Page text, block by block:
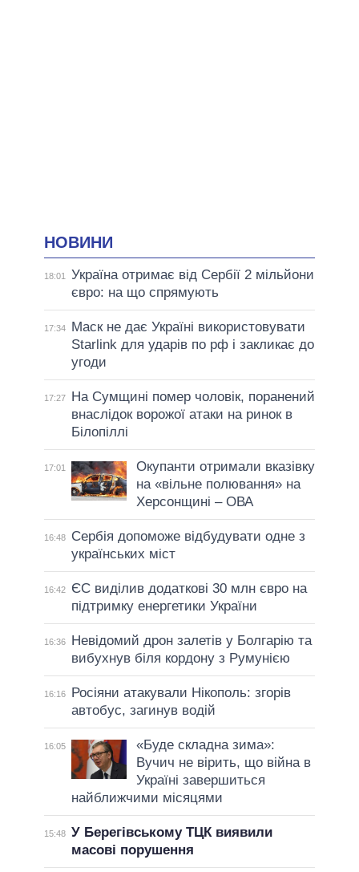
НОВИНИ
18:01
Україна отримає від Сербії 2 мільйони
євро: на що спрямують
17:34
Маск не дає Україні використовувати
Starlink для ударів по рф і закликає до
угоди
17:27
На Сумщині помер чоловік, поранений
внаслідок ворожої атаки на ринок в
Білопіллі
17:01
Окупанти отримали вказівку
на «вільне полювання» на
Херсонщині – ОВА
16:48
Сербія допоможе відбудувати одне з
українських міст
16:42
ЄС виділив додаткові 30 млн євро на
підтримку енергетики України
16:36
Невідомий дрон залетів у Болгарію та
вибухнув біля кордону з Румунією
16:16
Росіяни атакували Нікополь: згорів
автобус, загинув водій
16:05
«Буде складна зима»:
Вучич не вірить, що війна в
Україні завершиться
найближчими місяцями
15:48 У Берегівському ТЦК виявили
масові порушення